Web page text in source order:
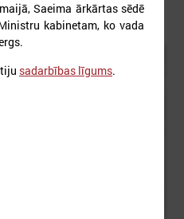
Saeima ārkārtas sēdē
kabinetam, ko vada
sadarbības līgums.